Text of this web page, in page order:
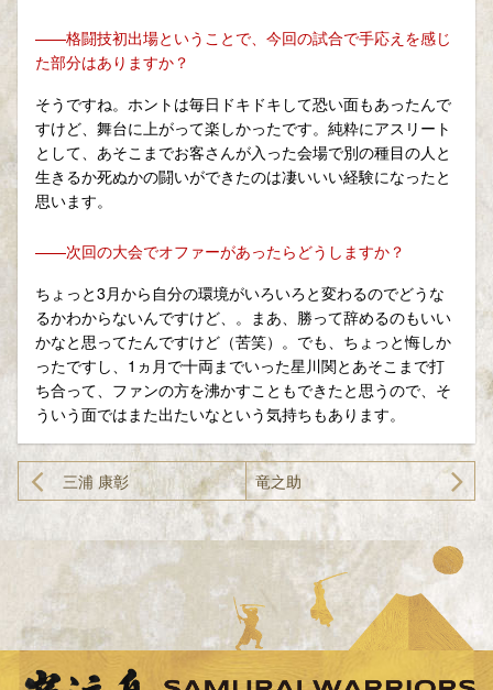
——格闘技初出場ということで、今回の試合で手応えを感じ
た部分はありますか？
そうですね。ホントは毎日ドキドキして恐い面もあったんで
すけど、舞台に上がって楽しかったです。純粋にアスリート
として、あそこまでお客さんが入った会場で別の種目の人と
生きるか死ぬかの闘いができたのは凄いいい経験になったと
思います。
——次回の大会でオファーがあったらどうしますか？
ちょっと3月から自分の環境がいろいろと変わるのでどうな
るかわからないんですけど、。まあ、勝って辞めるのもいい
かなと思ってたんですけど（苦笑）。でも、ちょっと悔しか
ったですし、1ヵ月で十両までいった星川関とあそこまで打
ち合って、ファンの方を沸かすこともできたと思うので、そ
ういう面ではまた出たいなという気持ちもあります。
三浦 康彰 竜之助